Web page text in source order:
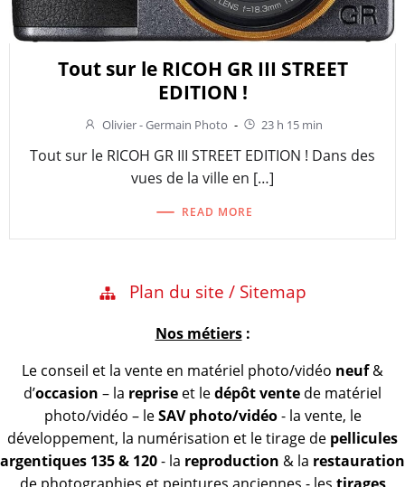
Tout sur le RICOH GR III STREET
EDITION !
Olivier - Germain Photo - 23 h 15 min
Tout sur le RICOH GR III STREET EDITION ! Dans des
vues de la ville en […]
READ MORE
Plan du site / Sitemap
Nos métiers:
Le conseil et la vente en matériel photo/vidéo neuf&
d’occasion – la reprise et ledépôt vente de matériel
photo/vidéo – leSAV photo/vidéo- la vente, le
développement, la numérisation et le tirage de pellicules
argentiques 135 & 120- la reproduction & la restauration